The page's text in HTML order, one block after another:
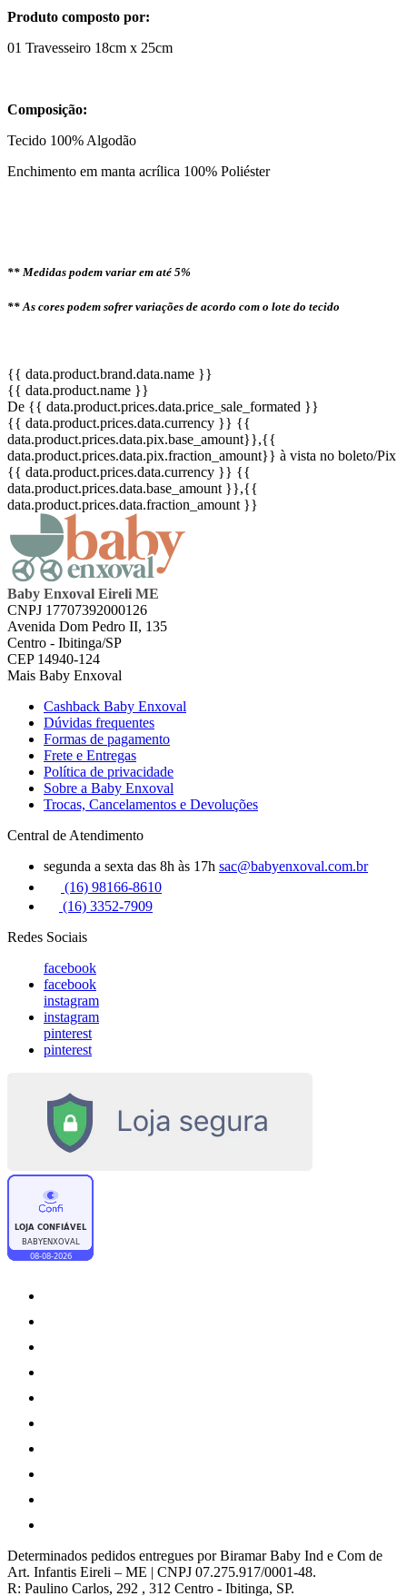
Produto composto por:
01 Travesseiro 18cm x 25cm
Composição:
Tecido 100% Algodão
Enchimento em manta acrílica 100% Poliéster
** Medidas podem variar em até 5%
** As cores podem sofrer variações de acordo com o lote do tecido
{{ data.product.brand.data.name }}
{{ data.product.name }}
De {{ data.product.prices.data.price_sale_formated }}
{{ data.product.prices.data.currency }} {{
data.product.prices.data.pix.base_amount}},{{
data.product.prices.data.pix.fraction_amount}} à vista no boleto/Pix
{{ data.product.prices.data.currency }} {{
data.product.prices.data.base_amount }},{{
data.product.prices.data.fraction_amount }}
Baby Enxoval Eireli ME
CNPJ 17707392000126
Avenida Dom Pedro II, 135
Centro - Ibitinga/SP
CEP 14940-124
Mais Baby Enxoval
Cashback Baby Enxoval
Dúvidas frequentes
Formas de pagamento
Frete e Entregas
Política de privacidade
Sobre a Baby Enxoval
Trocas, Cancelamentos e Devoluções
Central de Atendimento
segunda a sexta das 8h às 17h sac@babyenxoval.com.br
(16) 98166-8610
(16) 3352-7909
Redes Sociais
facebook
facebook
instagram
instagram
pinterest
pinterest
Determinados pedidos entregues por Biramar Baby Ind e Com de
Art. Infantis Eireli – ME | CNPJ 07.275.917/0001-48.
R: Paulino Carlos, 292 , 312 Centro - Ibitinga, SP.